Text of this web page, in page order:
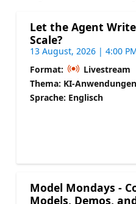
Let the Agent
Scale?
13 August, 2026 | 4:00
Format:
Livestream
Thema: KI-Anwendungen
Sprache: Englisch
Model Mondays -
Models, Demos,